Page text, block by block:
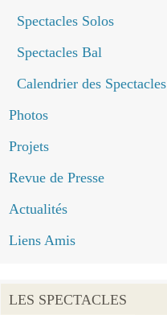
Spectacles Solos
Spectacles Bal
Calendrier des Spectacles
Photos
Projets
Revue de Presse
Actualités
Liens Amis
LES SPECTACLES